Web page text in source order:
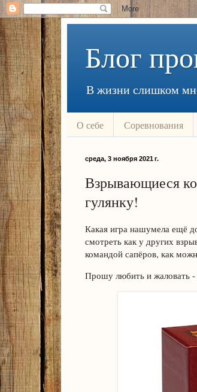
Блог
В жизни слишком
О себе Соревнования
среда, 3 ноября 2021 г.
Взрывающиеся
гулянку!
Какая игра нашумела ещё
смотреть как у других
командой сапёров, как
Прошу любить и жаловать